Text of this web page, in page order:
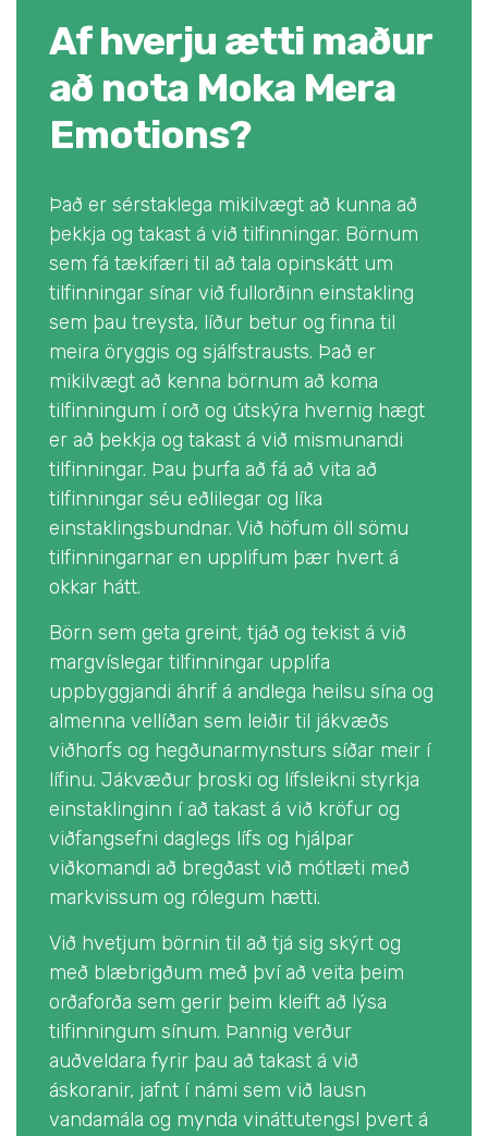
Af hverju ætti maður
að nota Moka Mera
Emotions?
Það er sérstaklega mikilvægt að kunna að
þekkja og takast á við tilfinningar. Börnum
sem fá tækifæri til að tala opinskátt um
tilfinningar sínar við fullorðinn einstakling
sem þau treysta, líður betur og finna til
meira öryggis og sjálfstrausts. Það er
mikilvægt að kenna börnum að koma
tilfinningum í orð og útskýra hvernig hægt
er að þekkja og takast á við mismunandi
tilfinningar. Þau þurfa að fá að vita að
tilfinningar séu eðlilegar og líka
einstaklingsbundnar. Við höfum öll sömu
tilfinningarnar en upplifum þær hvert á
okkar hátt.
Börn sem geta greint, tjáð og tekist á við
margvíslegar tilfinningar upplifa
uppbyggjandi áhrif á andlega heilsu sína og
almenna vellíðan sem leiðir til jákvæðs
viðhorfs og hegðunarmynsturs síðar meir í
lífinu. Jákvæður þroski og lífsleikni styrkja
einstaklinginn í að takast á við kröfur og
viðfangsefni daglegs lífs og hjálpar
viðkomandi að bregðast við mótlæti með
markvissum og rólegum hætti.
Við hvetjum börnin til að tjá sig skýrt og
með blæbrigðum með því að veita þeim
orðaforða sem gerir þeim kleift að lýsa
tilfinningum sínum. Þannig verður
auðveldara fyrir þau að takast á við
áskoranir, jafnt í námi sem við lausn
vandamála og mynda vináttutengsl þvert á